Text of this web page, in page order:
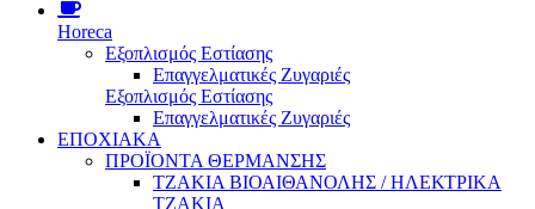
Horeca
Εξοπλισμός Εστίασης
Επαγγελματικές Ζυγαριές
Εξοπλισμός Εστίασης
Επαγγελματικές Ζυγαριές
ΕΠΟΧΙΑΚΑ
ΠΡΟΪΟΝΤΑ ΘΕΡΜΑΝΣΗΣ
ΤΖΑΚΙΑ ΒΙΟΑΙΘΑΝΟΛΗΣ / ΗΛΕΚΤΡΙΚΑ
ΤΖΑΚΙΑ